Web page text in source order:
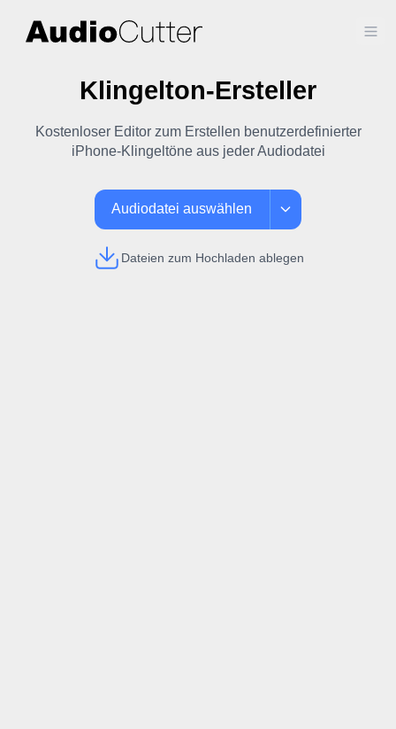
Klingelton-Ersteller
Kostenloser Editor zum Erstellen benutzerdefinierter
iPhone-Klingeltöne aus jeder Audiodatei
Audiodatei auswählen
Dateien zum Hochladen ablegen